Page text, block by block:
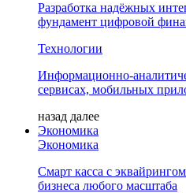
Разработка надёжных
фундамент цифровой
Технологии
Информационно-
сервисах, мобильных
назад далее
Экономика
Экономика
Смарт касса с
бизнеса любого масштаба